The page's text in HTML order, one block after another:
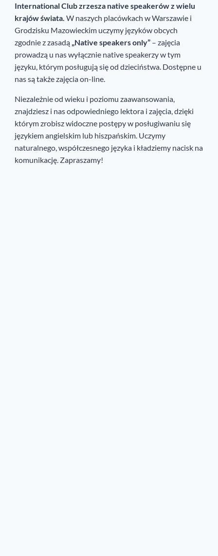
International Club zrzesza native speakerów z wielu
krajów świata. W naszych placówkach w Warszawie i
Grodzisku Mazowieckim uczymy języków obcych
zgodnie z zasadą „Native speakers only” – zajęcia
prowadzą u nas wyłącznie native speakerzy w tym
języku, którym posługują się od dzieciństwa. Dostępne u
nas są także zajęcia on-line.
Niezależnie od wieku i poziomu zaawansowania,
znajdziesz i nas odpowiedniego lektora i zajęcia, dzięki
którym zrobisz widoczne postępy w posługiwaniu się
językiem angielskim lub hiszpańskim. Uczymy
naturalnego, współczesnego języka i kładziemy nacisk na
komunikację. Zapraszamy!